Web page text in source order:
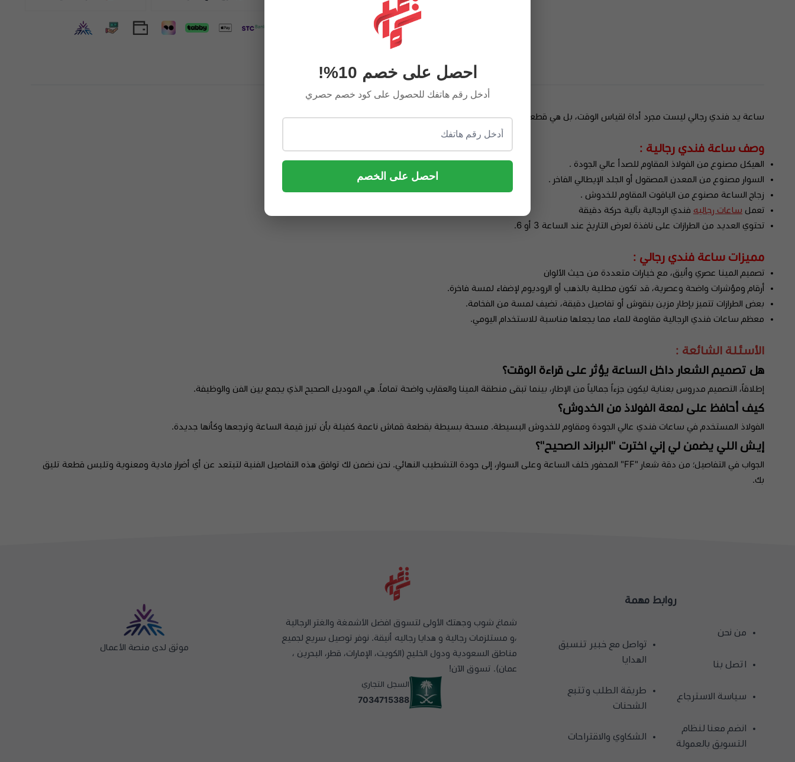
تفاصيل المنتج تقييمات المنتج
ساعة يد فندي رجالي ليست مجرد أداة لقياس الوقت، بل هي قطعة فنية تعبر عن الفخامة الإيطالية والاهتمام بالتفاصيل .
وصف ساعة فندي رجالية :
الهيكل مصنوع من الفولاذ المقاوم للصدأ عالي الجودة .
السوار مصنوع من المعدن المصقول أو الجلد الإيطالي الفاخر .
زجاج الساعة مصنوع من الياقوت المقاوم للخدوش .
تعمل ساعات رجاليه فندي الرجالية بآلية حركة دقيقة
تحتوي العديد من الطرازات على نافذة لعرض التاريخ عند الساعة 3 أو 6.
مميزات ساعة فندي رجالي :
تصميم المينا عصري وأنيق، مع خيارات متعددة من حيث الألوان
أرقام ومؤشرات واضحة وعصرية، قد تكون مطلية بالذهب أو الروديوم لإضفاء لمسة فاخرة.
بعض الطرازات تتميز بإطار مزين بنقوش أو تفاصيل دقيقة، تضيف لمسة من الفخامة.
معظم ساعات فندي الرجالية مقاومة للماء مما يجعلها مناسبة للاستخدام اليومي.
الأسئلة الشائعة :
هل تصميم الشعار داخل الساعة يؤثر على قراءة الوقت؟
إطلاقاً، التصميم مدروس بعناية ليكون جزءاً جمالياً من الإطار، بينما تبقى منطقة المينا والعقارب واضحة تماماً. هي الموديل الصحيح الذي يجمع بين الفن والوظيفة.
كيف أحافظ على لمعة الفولاذ من الخدوش؟
الفولاذ المستخدم في ساعات فندي عالي الجودة ومقاوم للخدوش البسيطة. مسحة بسيطة بقطعة قماش ناعمة كفيلة بأن تبرز قيمة الساعة وترجعها وكأنها جديدة.
إيش اللي يضمن لي إني اخترت "البراند الصحيح"؟
الجواب في التفاصيل؛ من دقة شعار "FF" المحفور خلف الساعة وعلى السوار، إلى جودة التشطيب النهائي. نحن نضمن لك توافق هذه التفاصيل الفنية لتبتعد عن أي أضرار مادية ومعنوية وتلبس قطعة تليق
بك.
روابط مهمة
من نحن
اتصل بنا
سياسة الاسترجاع
انضم معنا لنظام
التسويق بالعمولة
تواصل مع خبير تنسيق
الهدايا
طريقة الطلب وتتبع
الشحنات
الشكاوي والاقتراحات
شماغ شوب وجهتك الأولى لتسوق افضل الأشمغة والغتر الرجالية
،و مستلزمات رجالية و هدايا رجاليه أنيقة. نوفر توصيل سريع لجميع
مناطق السعودية ودول الخليج (الكويت، الإمارات، قطر، البحرين ،
عمان). تسوق الآن!
السجل التجاري
7034715388
موثق لدى منصة الأعمال
احصل على خصم 10%!
أدخل رقم هاتفك للحصول على كود خصم حصري
احصل على الخصم